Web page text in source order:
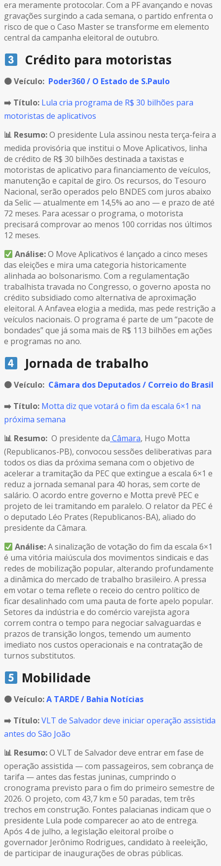
era meramente protocolar. Com a PF avançando e novas
gravações surgindo a cada semana, o partido enfrenta o
risco de que o Caso Master se transforme em elemento
central da campanha eleitoral de outubro.
Crédito para motoristas
🟠Veículo: Poder360 / O Estado de S.Paulo
➡️ Título: Lula cria programa de R$ 30 bilhões para
motoristas de aplicativos
📊 Resumo:O presidente Lula assinou nesta terça-feira a
medida provisória que institui o Move Aplicativos, linha
de crédito de R$ 30 bilhões destinada a taxistas e
motoristas de aplicativo para financiamento de veículos,
manutenção e capital de giro. Os recursos, do Tesouro
Nacional, serão operados pelo BNDES com juros abaixo
da Selic — atualmente em 14,5% ao ano — e prazo de até
72 meses. Para acessar o programa, o motorista
precisará comprovar ao menos 100 corridas nos últimos
12 meses.
Análise:O Move Aplicativos é lançado a cinco meses
das eleições e mira uma categoria historicamente
alinhada ao bolsonarismo. Com a regulamentação
trabalhista travada no Congresso, o governo aposta no
crédito subsidiado como alternativa de aproximação
eleitoral. A Anfavea elogia a medida, mas pede restrição a
veículos nacionais. O programa é parte de um “pacote de
bondades” que já soma mais de R$ 113 bilhões em ações
e programas no ano.
Jornada de trabalho
🟠Veículo: Câmara dos Deputados / Correio do Brasil
➡️ Título: Motta diz que votará o fim da escala 6×1 na
próxima semana
📊 Resumo: O presidente da Câmara, Hugo Motta
(Republicanos-PB), convocou sessões deliberativas para
todos os dias da próxima semana com o objetivo de
acelerar a tramitação da PEC que extingue a escala 6×1 e
reduz a jornada semanal para 40 horas, sem corte de
salário. O acordo entre governo e Motta prevê PEC e
projeto de lei tramitando em paralelo. O relator da PEC é
o deputado Léo Prates (Republicanos-BA), aliado do
presidente da Câmara.
Análise:A sinalização de votação do fim da escala 6×1
é uma vitória maiúscula dos movimentos sindicais e das
redes de mobilização popular, alterando profundamente
a dinâmica do mercado de trabalho brasileiro. A pressa
em votar o tema reflete o receio do centro político de
ficar desalinhado com uma pauta de forte apelo popular.
Setores da indústria e do comércio varejista agora
correm contra o tempo para negociar salvaguardas e
prazos de transição longos, temendo um aumento
imediato nos custos operacionais e na contratação de
turnos substitutos.
Mobilidade
🟠Veículo:A TARDE / Bahia Notícias
➡️ Título:VLT de Salvador deve iniciar operação assistida
antes do São João
📊 Resumo:O VLT de Salvador deve entrar em fase de
operação assistida — com passageiros, sem cobrança de
tarifa — antes das festas juninas, cumprindo o
cronograma previsto para o fim do primeiro semestre de
2026. O projeto, com 43,7 km e 50 paradas, tem três
trechos em construção. Fontes palacianas indicam que o
presidente Lula pode comparecer ao ato de entrega.
Após 4 de julho, a legislação eleitoral proíbe o
governador Jerônimo Rodrigues, candidato à reeleição,
de participar de inaugurações de obras públicas.